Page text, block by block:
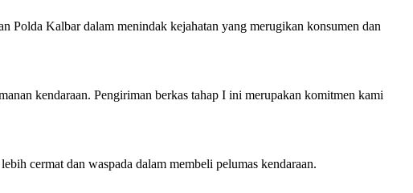
Kalbar dalam menindak kejahatan yang merugikan konsumen dan
kendaraan. Pengiriman berkas tahap I ini merupakan komitmen kami
cermat dan waspada dalam membeli pelumas kendaraan.